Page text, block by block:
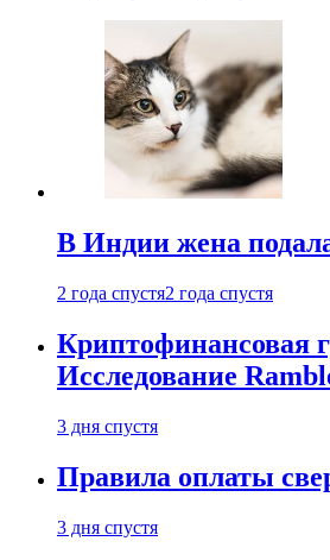
В Индии жена
2 года спустя2 года спустя
Криптофинансовая
Исследование
3 дня спустя
Правила оплаты
3 дня спустя